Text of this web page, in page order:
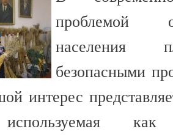
проблемой
населения
безопасными
интерес